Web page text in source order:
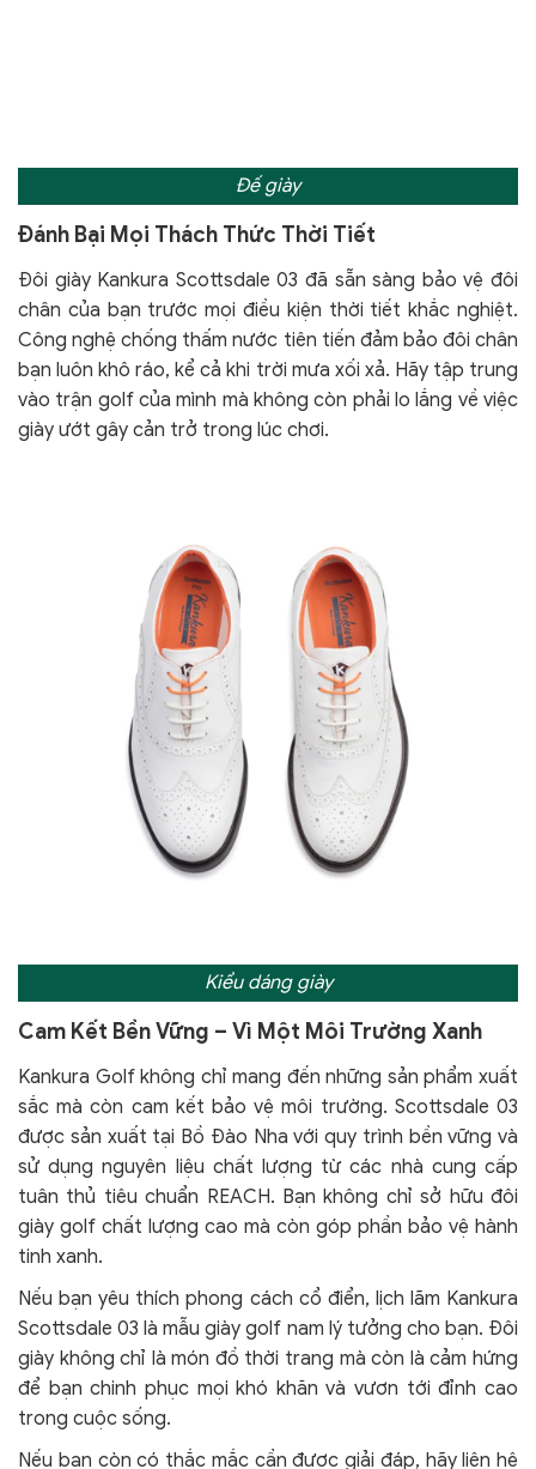
Đế giày
Đánh Bại Mọi Thách Thức Thời Tiết
Đôi giày Kankura Scottsdale 03 đã sẵn sàng bảo vệ đôi
chân của bạn trước mọi điều kiện thời tiết khắc nghiệt.
Công nghệ chống thấm nước tiên tiến đảm bảo đôi chân
bạn luôn khô ráo, kể cả khi trời mưa xối xả. Hãy tập trung
vào trận golf của mình mà không còn phải lo lắng về việc
giày ướt gây cản trở trong lúc chơi.
Kiểu dáng giày
Cam Kết Bền Vững – Vì Một Môi Trường Xanh
Kankura Golf không chỉ mang đến những sản phẩm xuất
sắc mà còn cam kết bảo vệ môi trường. Scottsdale 03
được sản xuất tại Bồ Đào Nha với quy trình bền vững và
sử dụng nguyên liệu chất lượng từ các nhà cung cấp
tuân thủ tiêu chuẩn REACH. Bạn không chỉ sở hữu đôi
giày golf chất lượng cao mà còn góp phần bảo vệ hành
tinh xanh.
Nếu bạn yêu thích phong cách cổ điển, lịch lãm Kankura
Scottsdale 03 là mẫu giày golf nam lý tưởng cho bạn. Đôi
giày không chỉ là món đồ thời trang mà còn là cảm hứng
để bạn chinh phục mọi khó khăn và vươn tới đỉnh cao
trong cuộc sống.
Nếu bạn còn có thắc mắc cần được giải đáp, hãy liên hệ